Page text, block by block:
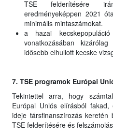
TSE felderítésére
eredményeképpen 2021
minimális mintaszámokat.
a hazai
vonatkozásában
idősebb elhullott kecske
7. TSE programok Európai
Tekintettel arra, hogy
Európai Uniós elírásból
ideje társfinanszírozás
TSE felderítésére és